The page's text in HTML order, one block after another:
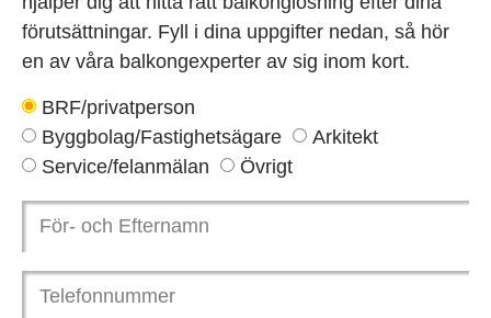
förutsättningar. Fyll i dina uppgifter nedan, så hör
en av våra balkongexperter av sig inom kort.
BRF/privatperson
Byggbolag/Fastighetsägare
Arkitekt
Service/felanmälan
Övrigt